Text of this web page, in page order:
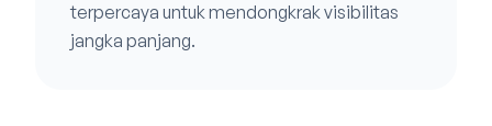
terpercaya untuk mendongkrak visibilitas
jangka panjang.